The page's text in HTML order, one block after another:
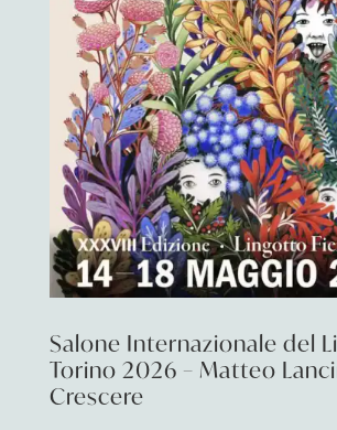
Salone Internazionale del
Torino 2026 – Matteo
Crescere